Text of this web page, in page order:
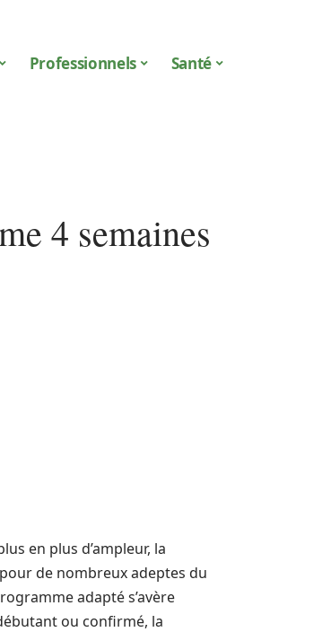
Professionnels Santé
4 semaines
en plus d’ampleur, la
de nombreux adeptes du
adapté s’avère
ou confirmé, la